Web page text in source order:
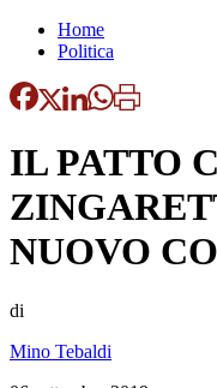
Home
Politica
IL PATTO
NUOVO
di
Mino Tebaldi